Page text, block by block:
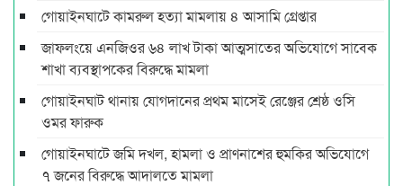
গোয়াইনঘাটে কামরুল হত্যা মামলায় ৪ আসামি গ্রেপ্তার
জাফলংয়ে এনজিওর ৬৪ লাখ টাকা আত্মসাতের অভিযোগে সাবেক
শাখা ব্যবস্থাপকের বিরুদ্ধে মামলা
গোয়াইনঘাট থানায় যোগদানের প্রথম মাসেই রেঞ্জের শ্রেষ্ঠ ওসি
ওমর ফারুক
গোয়াইনঘাটে জমি দখল, হামলা ও প্রাণনাশের হুমকির অভিযোগে
৭ জনের বিরুদ্ধে আদালতে মামলা